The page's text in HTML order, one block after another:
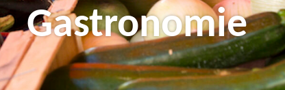
Gastronomie